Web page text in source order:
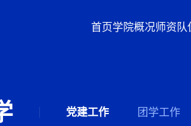
首页学院概况师资队
党建工作 团学工作